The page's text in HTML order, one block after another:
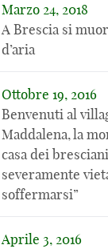
Marzo 24, 2018
A Brescia si
d’aria
Ottobre 19, 2016
Benvenuti al
Maddalena, la
casa dei
severamente
soffermarsi”
Aprile 3, 2016